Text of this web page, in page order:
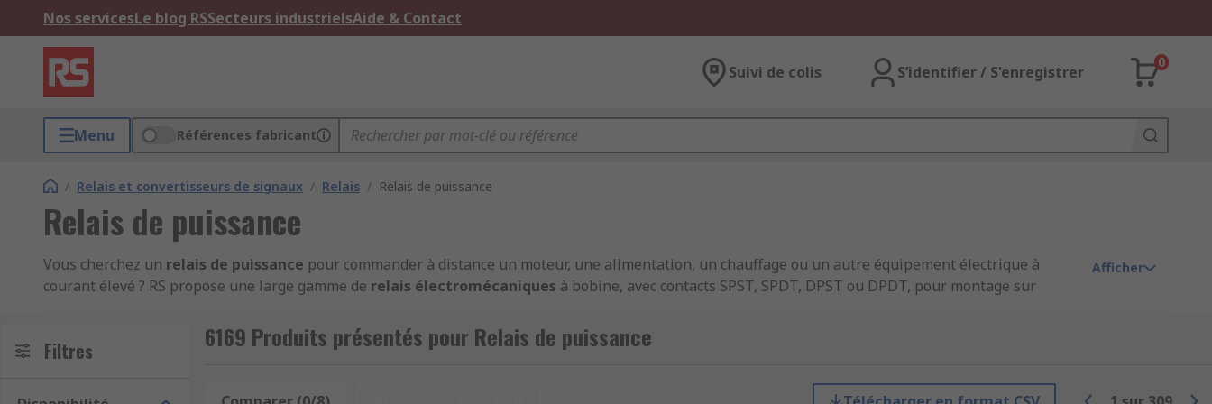
Nos servicesLe blog RSSecteurs industrielsAide & Contact
Suivi de colis S’identifier / S'enregistrer
0
Menu Références fabricant
/ Relais et convertisseurs de signaux / Relais / Relais de puissance
Relais de puissance
Vous cherchez un relais de puissance pour commander à distance un moteur, une alimentation, un chauffage ou un autre équipement électrique à
courant élevé ? RS propose une large gamme de relais électromécaniques à bobine, avec contacts SPST, SPDT, DPST ou DPDT, pour montage sur
Afficher
Filtres 6169 Produits présentés pour Relais de puissance